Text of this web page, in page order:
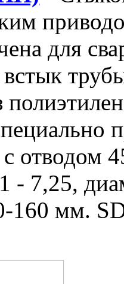
для
отводом
- 7,25,
160 мм.